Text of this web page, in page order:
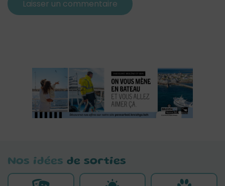
Nos idées de sorties